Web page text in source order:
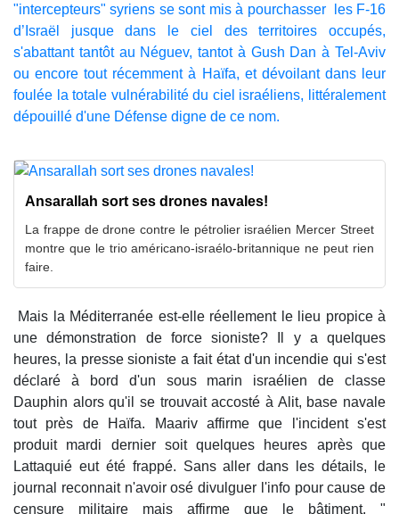
"intercepteurs" syriens se sont mis à pourchasser les F-16
d’Israël jusque dans le ciel des territoires occupés,
s'abattant tantôt au Néguev, tantot à Gush Dan à Tel-Aviv
ou encore tout récemment à Haïfa, et dévoilant dans leur
foulée la totale vulnérabilité du ciel israéliens, littéralement
dépouillé d'une Défense digne de ce nom.
Ansarallah sort ses drones navales!
La frappe de drone contre le pétrolier israélien Mercer Street
montre que le trio américano-israélo-britannique ne peut rien
faire.
Mais la Méditerranée est-elle réellement le lieu propice à
une démonstration de force sioniste? Il y a quelques
heures, la presse sioniste a fait état d'un incendie qui s'est
déclaré à bord d'un sous marin israélien de classe
Dauphin alors qu'il se trouvait accosté à Alit, base navale
tout près de Haïfa. Maariv affirme que l'incident s'est
produit mardi dernier soit quelques heures après que
Lattaquié eut été frappé. Sans aller dans les détails, le
journal reconnait n'avoir osé divulguer l'info pour cause de
censure militaire mais affirme que le bâtiment, "